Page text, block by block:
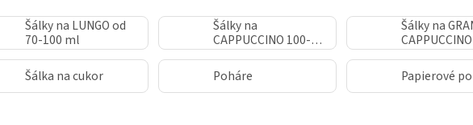
Šálky na LUNGO od
70-100 ml
Šálky na
CAPPUCCINO 100-
150 ml
Šálky na
250 ml
Šálka na cukor Poháre Papierové